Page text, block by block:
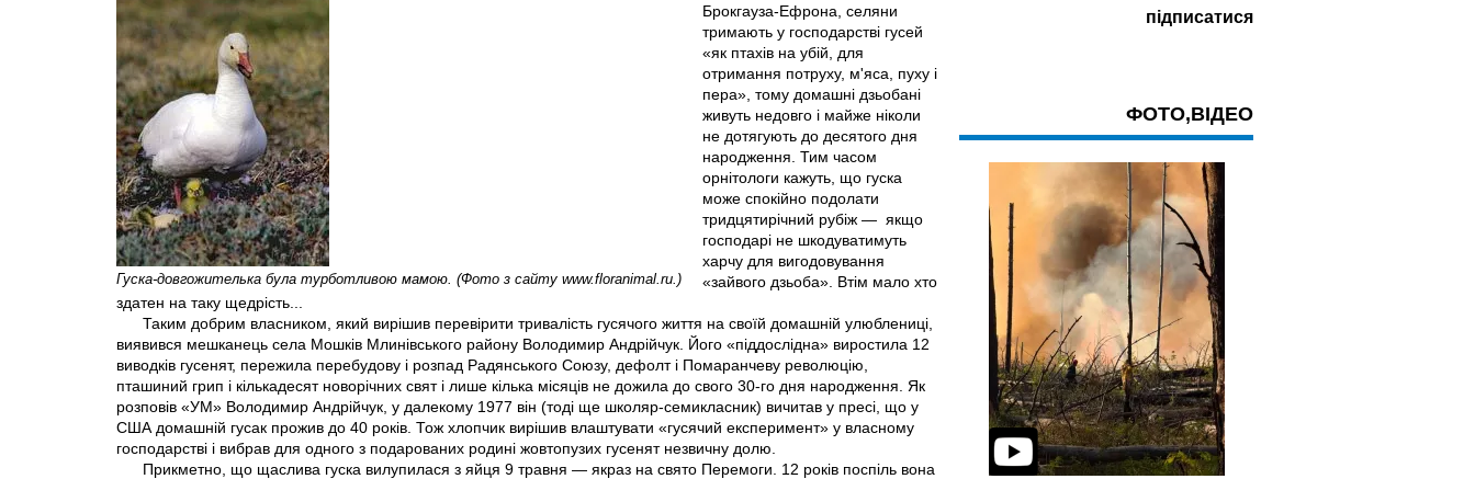
Гуска-довгожителька була турботливою мамою. (Фото з сайту www.floranimal.ru.)
Брокгауза-Ефрона, селяни
тримають у господарстві гусей
«як птахів на убій, для
отримання потруху, м'яса, пуху і
пера», тому домашні дзьобані
живуть недовго і майже ніколи
не дотягують до десятого дня
народження. Тим часом
орнітологи кажуть, що гуска
може спокійно подолати
тридцятирічний рубіж — якщо
господарі не шкодуватимуть
харчу для вигодовування
«зайвого дзьоба». Втім мало хто
здатен на таку щедрість...
Таким добрим власником, який вирішив перевірити тривалість гусячого життя на своїй домашній улюблениці,
виявився мешканець села Мошків Млинівського району Володимир Андрійчук. Його «піддослідна» виростила 12
виводків гусенят, пережила перебудову і розпад Радянського Союзу, дефолт і Помаранчеву революцію,
пташиний грип і кількадесят новорічних свят і лише кілька місяців не дожила до свого 30-го дня народження. Як
розповів «УМ» Володимир Андрійчук, у далекому 1977 він (тоді ще школяр-семикласник) вичитав у пресі, що у
США домашній гусак прожив до 40 років. Тож хлопчик вирішив влаштувати «гусячий експеримент» у власному
господарстві і вибрав для одного з подарованих родині жовтопузих гусенят незвичну долю.
Прикметно, що щаслива гуска вилупилася з яйця 9 травня — якраз на свято Перемоги. 12 років поспіль вона
ФОТО,ВІДЕО